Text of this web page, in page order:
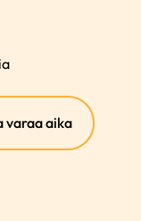
varaa aika(ulkoinen
linkki)